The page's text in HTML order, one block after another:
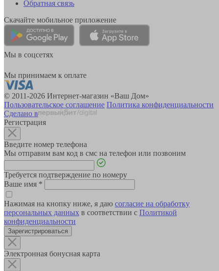
Обратная связь
Скачайте мобильное приложение
Мы в соцсетях
Мы принимаем к оплате
© 2011-2026 Интернет-магазин «Ваш Дом»
Пользовательское соглашение Политика конфиденциальности
Сделано в
Регистрация
Введите номер телефона
Мы отправим вам код в смс на телефон или позвоним
Требуется подтверждение по номеру
Ваше имя *
Нажимая на кнопку ниже, я даю согласие на обработку
персональных данных в соответствии с Политикой
конфиденциальности
Зарегистрироваться
Электронная бонусная карта